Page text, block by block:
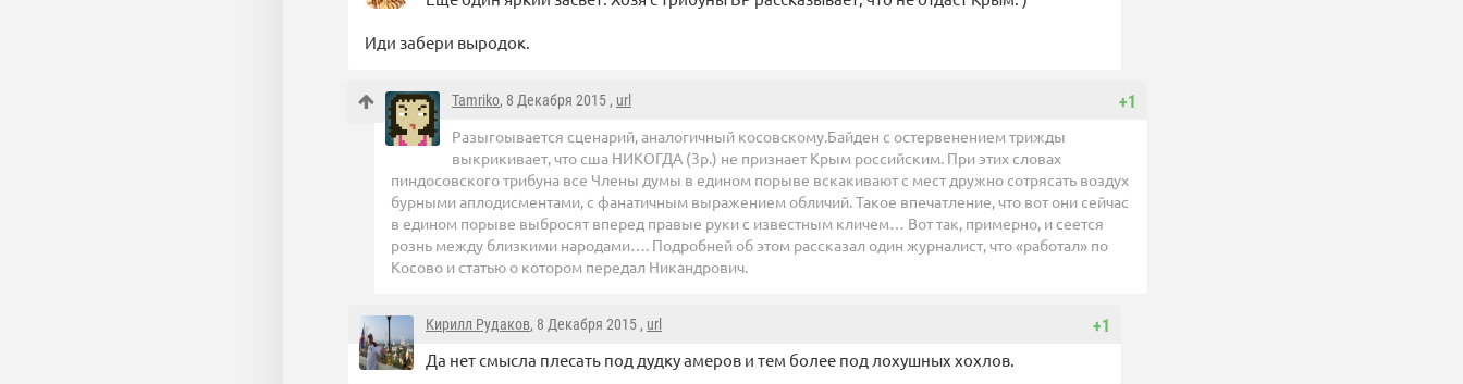
Иди забери выродок.
+1
Tamriko, 8 Декабря 2015 , url
Разыгоывается сценарий, аналогичный косовскому.Байден с остервенением трижды
выкрикивает, что сша НИКОГДА (3р.) не признает Крым российским. При этих словах
пиндосовского трибуна все Члены думы в едином порыве вскакивают с мест дружно сотрясать воздух
бурными аплодисментами, с фанатичным выражением обличий. Такое впечатление, что вот они сейчас
в едином порыве выбросят вперед правые руки с известным кличем… Вот так, примерно, и сеется
рознь между близкими народами…. Подробней об этом рассказал один журналист, что «работал» по
Косово и статью о котором передал Никандрович.
+1
Кирилл Рудаков, 8 Декабря 2015 , url
Да нет смысла плесать под дудку амеров и тем более под лохушных хохлов.